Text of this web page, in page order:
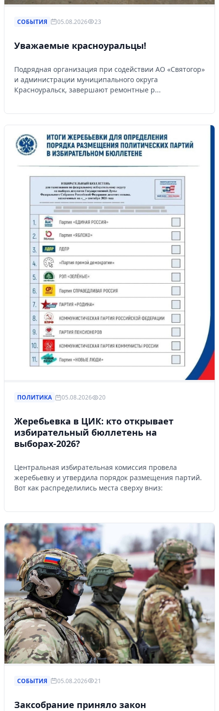
СОБЫТИЯ 05.08.2026 23
Уважаемые красноуральцы!
Подрядная организация при содействии АО «Святогор»
и администрации муниципального округа
Красноуральск, завершают ремонтные р...
ПОЛИТИКА 05.08.2026 20
Жеребьевка в ЦИК: кто открывает
избирательный бюллетень на
выборах-2026?
Центральная избирательная комиссия провела
жеребьевку и утвердила порядок размещения партий.
Вот как распределились места сверху вниз:
СОБЫТИЯ 05.08.2026 21
Заксобрание приняло закон